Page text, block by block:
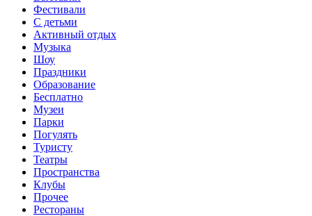
Фестивали
С детьми
Активный отдых
Музыка
Шоу
Праздники
Образование
Бесплатно
Музеи
Парки
Погулять
Туристу
Театры
Пространства
Клубы
Прочее
Рестораны